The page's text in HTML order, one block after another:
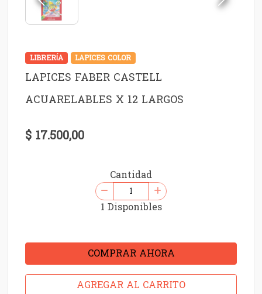
LIBRERÍA LAPICES COLOR
LAPICES FABER CASTELL
ACUARELABLES X 12 LARGOS
$ 17.500,00
Cantidad
1 Disponibles
COMPRAR AHORA
AGREGAR AL CARRITO